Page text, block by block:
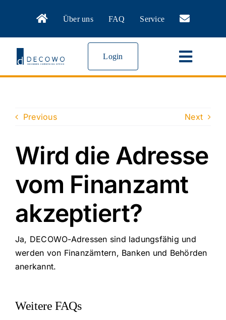
Über uns FAQ Service
Login
Toggle
Coworking
Previous Next
Wird die Adresse
vom Finanzamt
akzeptiert?
Ja, DECOWO-Adressen sind ladungsfähig und
werden von Finanzämtern, Banken und Behörden
anerkannt.
Weitere FAQs